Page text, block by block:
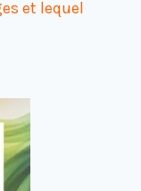
et lequel